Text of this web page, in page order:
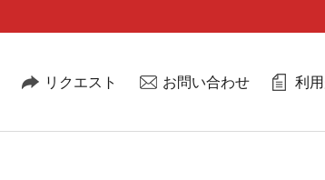
リクエスト お問い合わせ 利